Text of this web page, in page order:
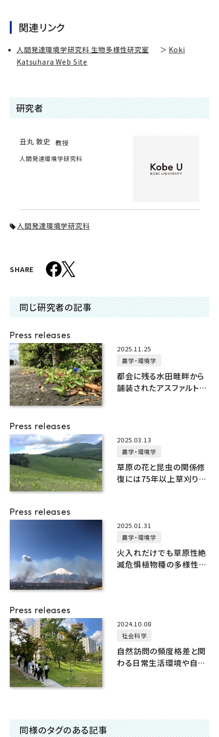
関連リンク
人間発達環境学研究科 生物多様性研究室 ＞ Koki
Katsuhara Web Site
研究者
丑丸 敦史 教授
人間発達環境学研究科
人間発達環境学研究科
SHARE
同じ研究者の記事
Press releases
2025.11.25
農学・環境学
都会に残る水田畦畔から
舗装されたアスファルトの
Press releases
2025.03.13
農学・環境学
草原の花と昆虫の関係修
復には75年以上草刈り管
Press releases
2025.01.31
農学・環境学
火入れだけでも草原性絶
滅危惧植物種の多様性は
Press releases
2024.10.08
社会科学
自然訪問の頻度格差と関
わる日常生活環境や自然
同様のタグのある記事